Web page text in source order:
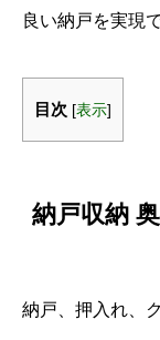
良い納戸を実現
目次 [表示]
納戸収納
納戸、押入れ、